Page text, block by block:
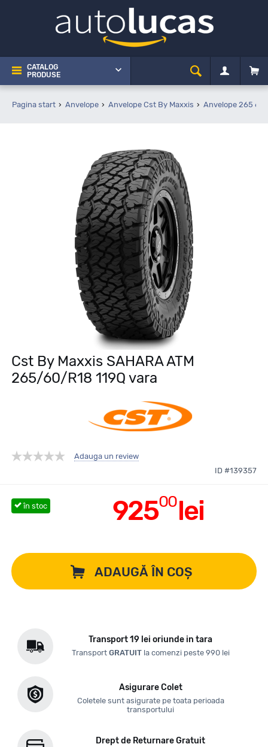
CATALOG
PRODUSE
Pagina start Anvelope Anvelope Cst By Maxxis Anvelope 265 60
Cst By Maxxis SAHARA ATM
265/60/R18 119Q vara
Adauga un review
ID #139357
92500lei
în stoc
ADAUGĂ ÎN COȘ
Transport 19 lei oriunde in tara
Transport GRATUITla comenzi peste 990 lei
Asigurare Colet
Coletele sunt asigurate pe toata perioada
transportului
Drept de Returnare Gratuit